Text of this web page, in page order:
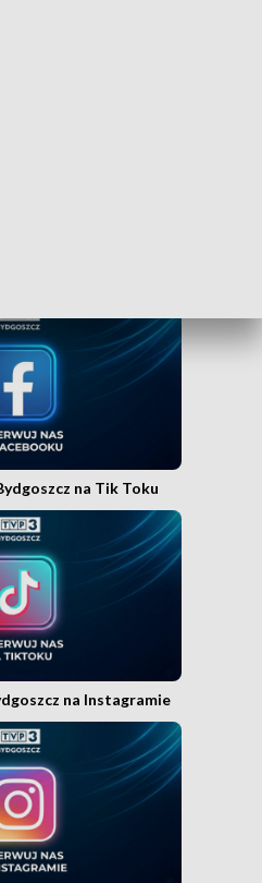
na Tik Toku
na Instagramie